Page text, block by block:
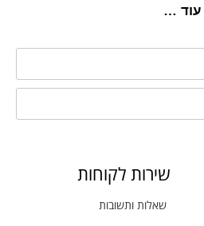
…
שירות לקוחות
שאלות ותשובות